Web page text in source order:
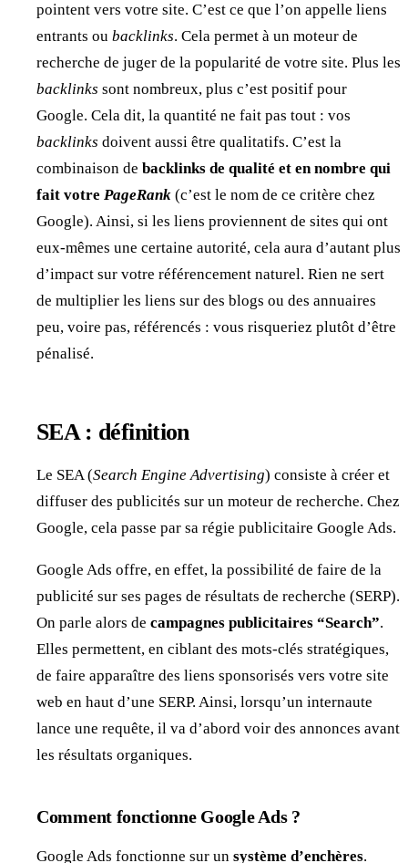
pointent vers votre site. C’est ce que l’on appelle liens
entrants ou backlinks. Cela permet à un moteur de
recherche de juger de la popularité de votre site. Plus les
backlinks sont nombreux, plus c’est positif pour
Google. Cela dit, la quantité ne fait pas tout : vos
backlinks doivent aussi être qualitatifs. C’est la
combinaison de backlinks de qualité et en nombre qui
fait votre PageRank (c’est le nom de ce critère chez
Google). Ainsi, si les liens proviennent de sites qui ont
eux-mêmes une certaine autorité, cela aura d’autant plus
d’impact sur votre référencement naturel. Rien ne sert
de multiplier les liens sur des blogs ou des annuaires
peu, voire pas, référencés : vous risqueriez plutôt d’être
pénalisé.
SEA : définition
Le SEA (Search Engine Advertising) consiste à créer et
diffuser des publicités sur un moteur de recherche. Chez
Google, cela passe par sa régie publicitaire Google Ads.
Google Ads offre, en effet, la possibilité de faire de la
publicité sur ses pages de résultats de recherche (SERP).
On parle alors de campagnes publicitaires “Search”.
Elles permettent, en ciblant des mots-clés stratégiques,
de faire apparaître des liens sponsorisés vers votre site
web en haut d’une SERP. Ainsi, lorsqu’un internaute
lance une requête, il va d’abord voir des annonces avant
les résultats organiques.
Comment fonctionne Google Ads ?
Google Ads fonctionne sur un système d’enchères.